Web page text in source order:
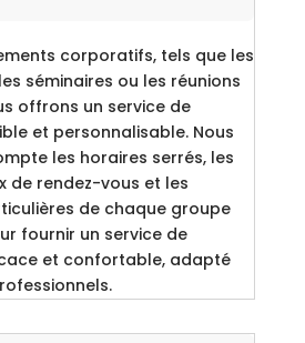
corporatifs, tels que les
séminaires ou les réunions
offrons un service de
et personnalisable. Nous
les horaires serrés, les
de rendez-vous et les
de chaque groupe
fournir un service de
et confortable, adapté